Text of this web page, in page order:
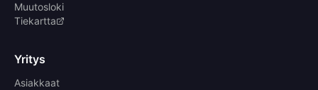
Muutosloki
Tiekartta
Yritys
Asiakkaat